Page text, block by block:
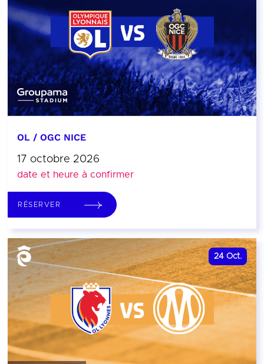
OL / OGC NICE
17 octobre 2026
date et heure à confirmer
RÉSERVER
24 Oct.